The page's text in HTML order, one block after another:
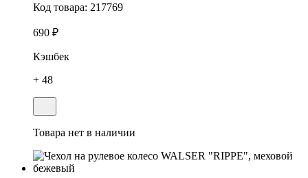
Код товара: 217769
690 ₽
Кэшбек
+ 48
Товара нет в наличии